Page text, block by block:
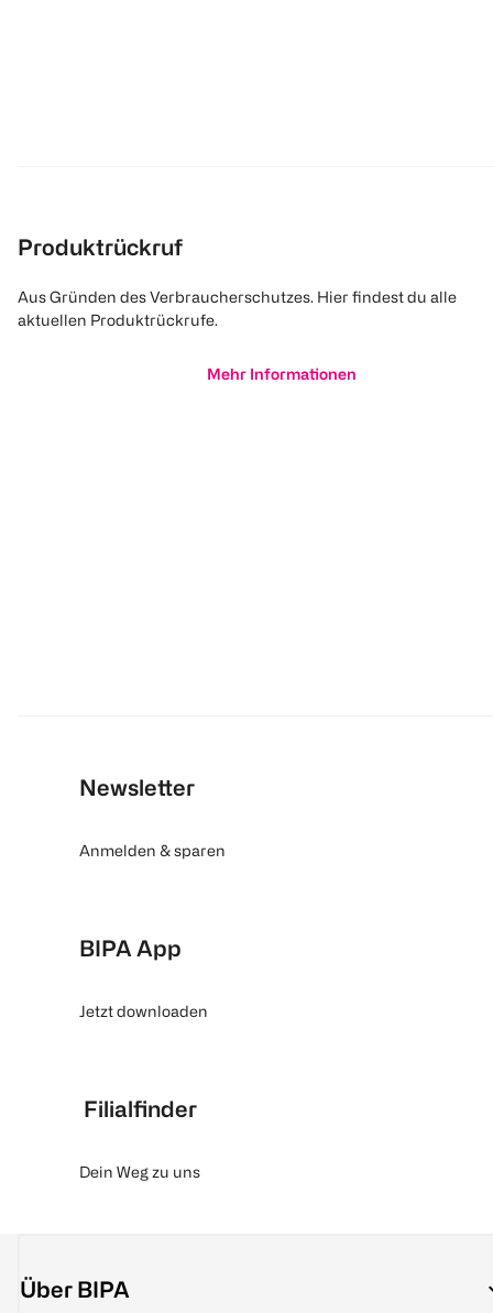
Produktrückruf
Aus Gründen des Verbraucherschutzes. Hier findest du alle
aktuellen Produktrückrufe.
Mehr Informationen
Newsletter
Anmelden & sparen
BIPA App
Jetzt downloaden
Filialfinder
Dein Weg zu uns
Über BIPA